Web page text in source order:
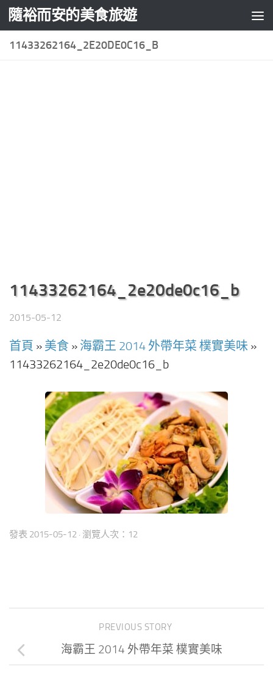
Skip to content
隨裕而安的美食旅遊
11433262164_2E20DE0C16_B
11433262164_2e20de0c16_b
2015-05-12
首頁 » 美食 » 海霸王 2014 外帶年菜 樸實美味 »
11433262164_2e20de0c16_b
發表 2015-05-12 · 瀏覽人次：12
PREVIOUS STORY
海霸王 2014 外帶年菜 樸實美味